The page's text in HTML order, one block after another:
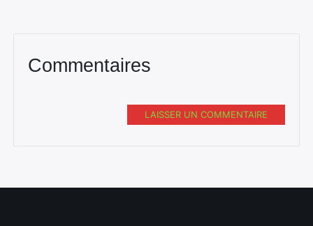
Commentaires
LAISSER UN COMMENTAIRE